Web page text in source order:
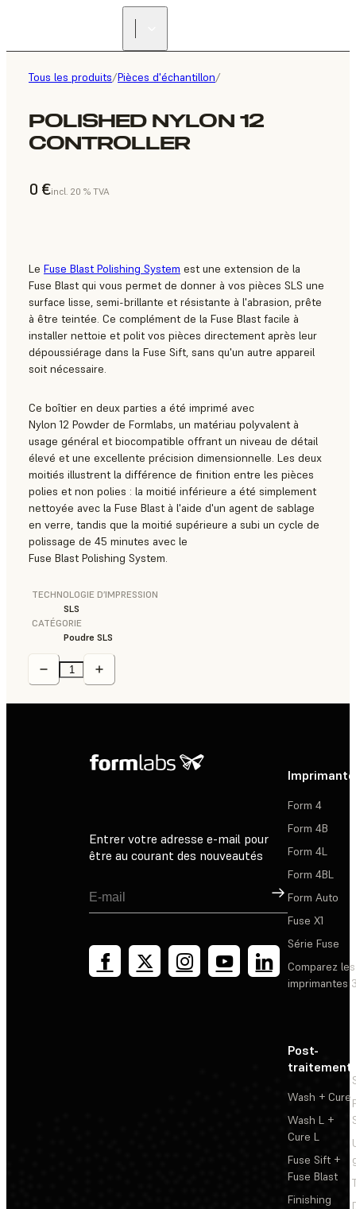
Tous les produits/Pièces d'échantillon/
POLISHED NYLON 12
CONTROLLER
0 €incl. 20 % TVA
Le Fuse Blast Polishing System est une extension de la
Fuse Blast qui vous permet de donner à vos pièces SLS une
surface lisse, semi-brillante et résistante à l'abrasion, prête
à être teintée. Ce complément de la Fuse Blast facile à
installer nettoie et polit vos pièces directement après leur
dépoussiérage dans la Fuse Sift, sans qu'un autre appareil
soit nécessaire.
Ce boîtier en deux parties a été imprimé avec
Nylon 12 Powder de Formlabs, un matériau polyvalent à
usage général et biocompatible offrant un niveau de détail
élevé et une excellente précision dimensionnelle. Les deux
moitiés illustrent la différence de finition entre les pièces
polies et non polies : la moitié inférieure a été simplement
nettoyée avec la Fuse Blast à l'aide d'un agent de sablage
en verre, tandis que la moitié supérieure a subi un cycle de
polissage de 45 minutes avec le
Fuse Blast Polishing System.
TECHNOLOGIE D’IMPRESSION
SLS
CATÉGORIE
Poudre SLS
Entrer votre adresse e-mail pour
être au courant des nouveautés
Inscription
Form 4
Form 4B
Form 4L
Form 4BL
Form Auto
Fuse X1
Série Fuse
Comparez les
imprimantes
Post-
traitement
Wash + Cure
Wash L +
Cure L
Fuse Sift +
Fuse Blast
Finishing